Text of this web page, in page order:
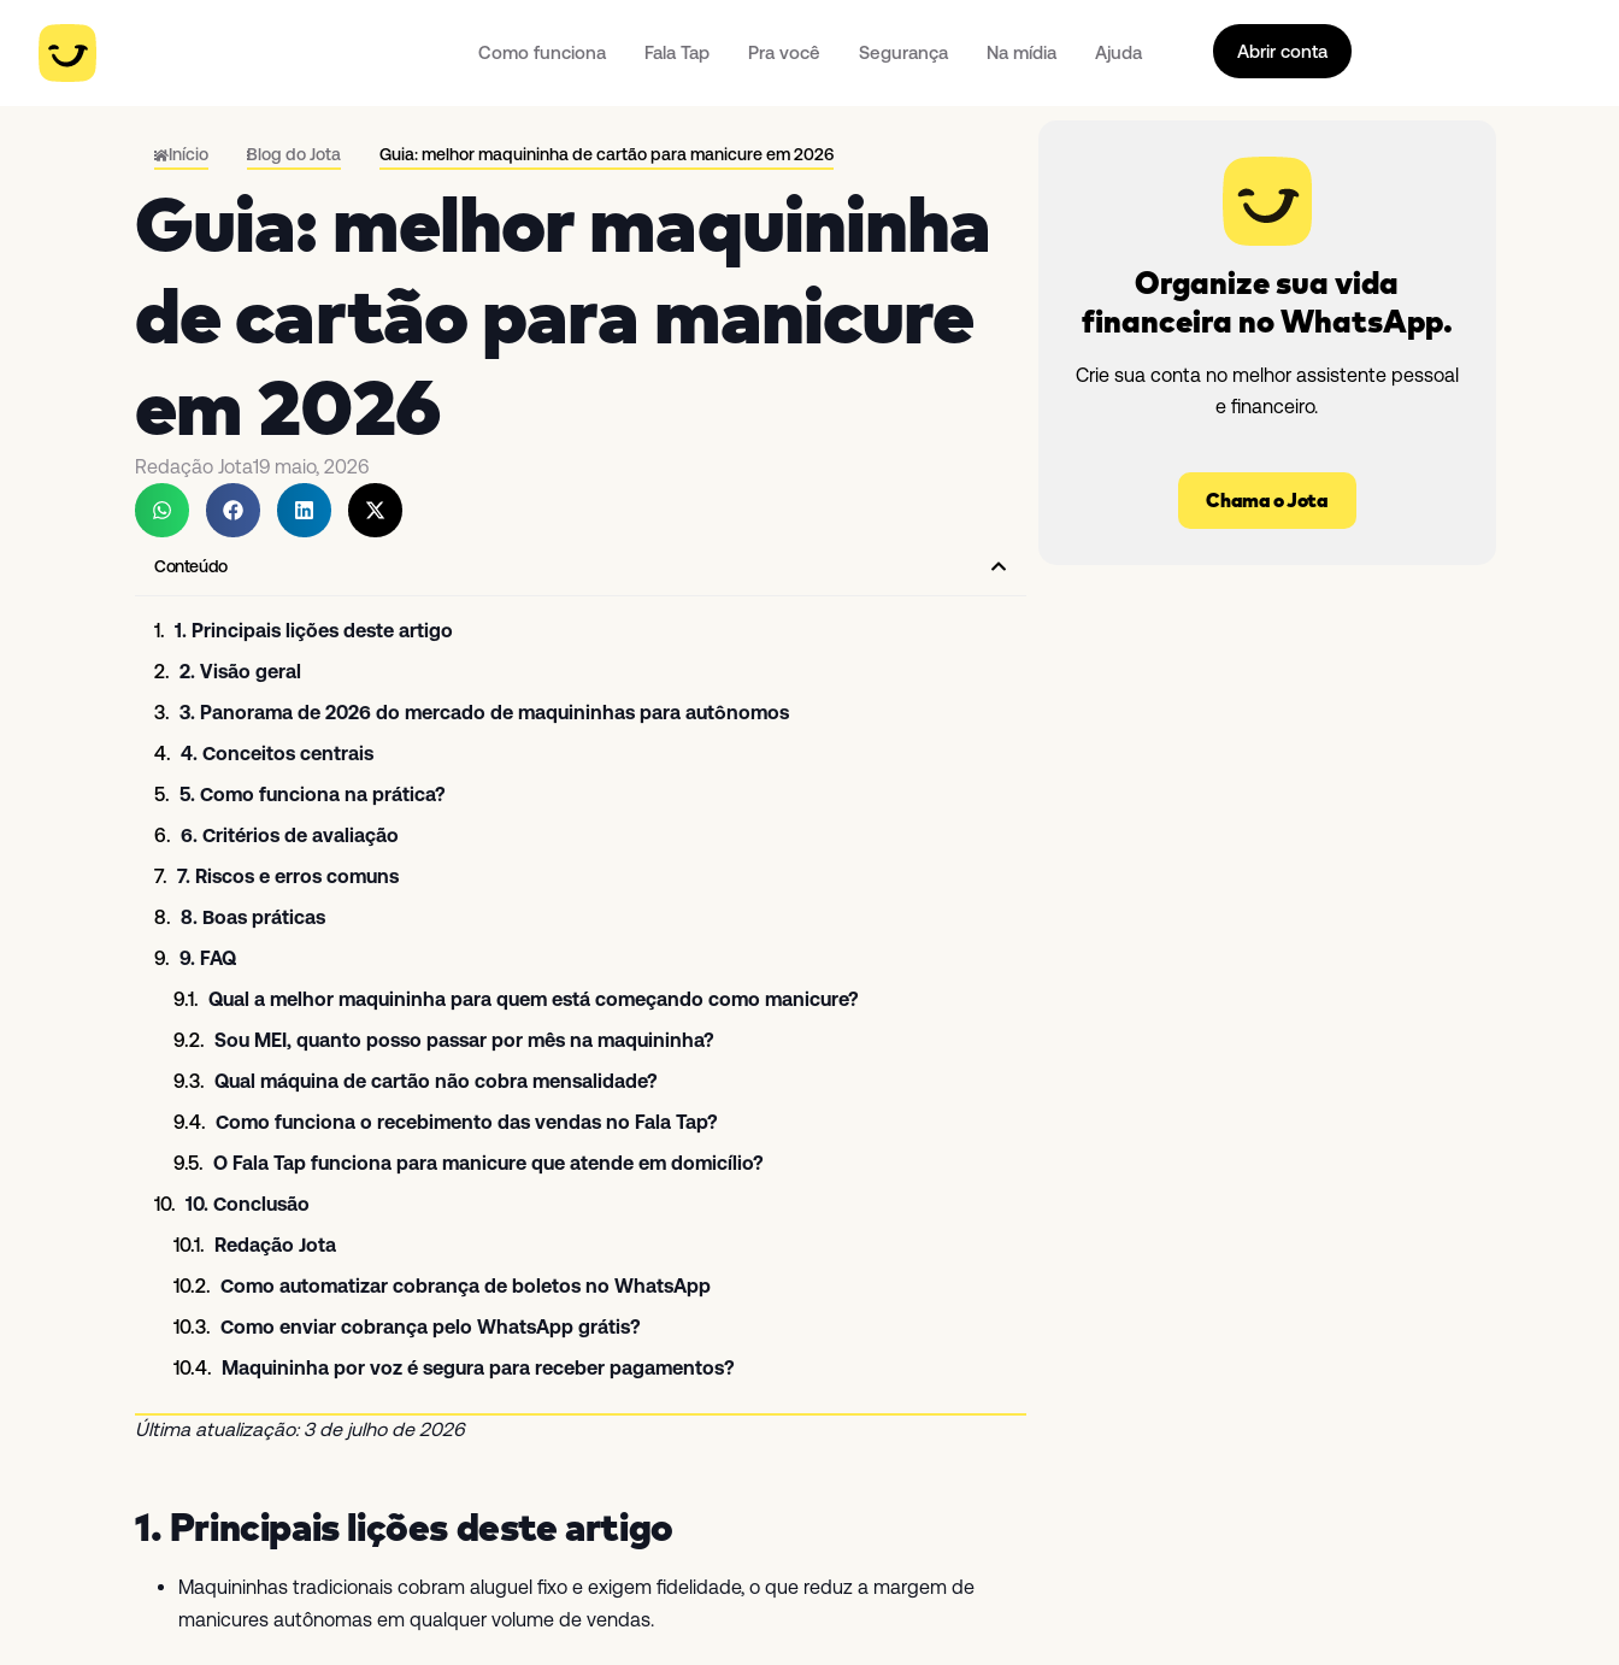
Como funciona Fala Tap Pra você Segurança Na mídia Ajuda Abrir conta
Início Blog do Jota Guia: melhor maquininha de cartão para manicure em 2026
Guia: melhor maquininha
de cartão para manicure
em 2026
Redação Jota19 maio, 2026
Conteúdo
1. Principais lições deste artigo
2. Visão geral
3. Panorama de 2026 do mercado de maquininhas para autônomos
4. Conceitos centrais
5. Como funciona na prática?
6. Critérios de avaliação
7. Riscos e erros comuns
8. Boas práticas
9. FAQ
Qual a melhor maquininha para quem está começando como manicure?
Sou MEI, quanto posso passar por mês na maquininha?
Qual máquina de cartão não cobra mensalidade?
Como funciona o recebimento das vendas no Fala Tap?
O Fala Tap funciona para manicure que atende em domicílio?
10. Conclusão
Redação Jota
Como automatizar cobrança de boletos no WhatsApp
Como enviar cobrança pelo WhatsApp grátis?
Maquininha por voz é segura para receber pagamentos?
Última atualização: 3 de julho de 2026
1. Principais lições deste artigo
Maquininhas tradicionais cobram aluguel fixo e exigem fidelidade, o que reduz a margem de
manicures autônomas em qualquer volume de vendas.
Organize sua vida
financeira no WhatsApp.
Crie sua conta no melhor assistente pessoal
e financeiro.
Chama o Jota